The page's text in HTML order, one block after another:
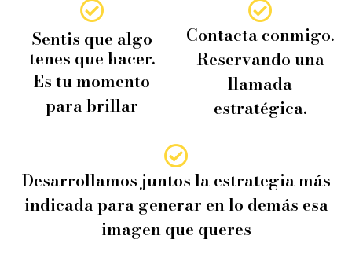
Sentis que algo
tenes que hacer.
Es tu momento
para brillar
Contacta conmigo.
Reservando una
llamada
estratégica.
Desarrollamos juntos la estrategia más
indicada para generar en lo demás esa
imagen que queres